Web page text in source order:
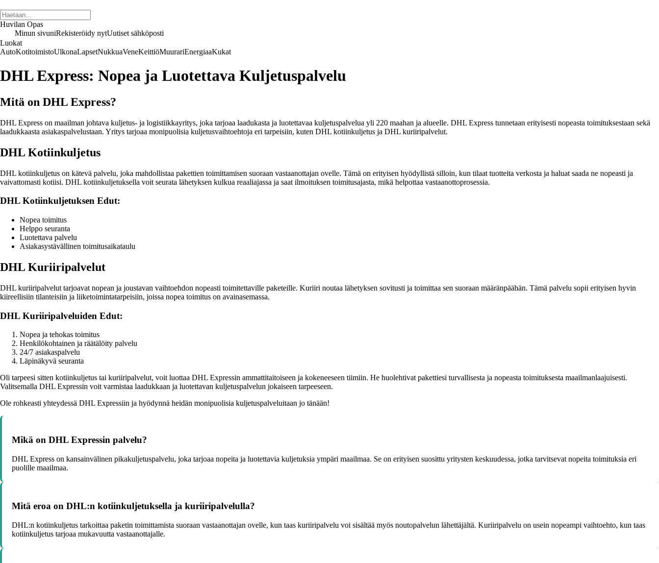
Huvilan Opas
Minun sivuniRekisteröidy nytUutiset sähköposti
Luokat
AutoKotitoimistoUlkonaLapsetNukkuaVeneKeittiöMuurariEnergiaaKukat
DHL Express: Nopea ja Luotettava Kuljetuspalvelu
Mitä on DHL Express?
DHL Express on maailman johtava kuljetus- ja logistiikkayritys, joka tarjoaa laadukasta ja luotettavaa kuljetuspalvelua yli 220 maahan ja alueelle. DHL Express tunnetaan erityisesti nopeasta toimituksestaan sekä
laadukkaasta asiakaspalvelustaan. Yritys tarjoaa monipuolisia kuljetusvaihtoehtoja eri tarpeisiin, kuten DHL kotiinkuljetus ja DHL kuriiripalvelut.
DHL Kotiinkuljetus
DHL kotiinkuljetus on kätevä palvelu, joka mahdollistaa pakettien toimittamisen suoraan vastaanottajan ovelle. Tämä on erityisen hyödyllistä silloin, kun tilaat tuotteita verkosta ja haluat saada ne nopeasti ja
vaivattomasti kotiisi. DHL kotiinkuljetuksella voit seurata lähetyksen kulkua reaaliajassa ja saat ilmoituksen toimitusajasta, mikä helpottaa vastaanottoprosessia.
DHL Kotiinkuljetuksen Edut:
Nopea toimitus
Helppo seuranta
Luotettava palvelu
Asiakasystävällinen toimitusaikataulu
DHL Kuriiripalvelut
DHL kuriiripalvelut tarjoavat nopean ja joustavan vaihtoehdon nopeasti toimitettaville paketeille. Kuriiri noutaa lähetyksen sovitusti ja toimittaa sen suoraan määränpäähän. Tämä palvelu sopii erityisen hyvin
kiireellisiin tilanteisiin ja liiketoimintatarpeisiin, joissa nopea toimitus on avainasemassa.
DHL Kuriiripalveluiden Edut:
Nopea ja tehokas toimitus
Henkilökohtainen ja räätälöity palvelu
24/7 asiakaspalvelu
Läpinäkyvä seuranta
Oli tarpeesi sitten kotiinkuljetus tai kuriiripalvelut, voit luottaa DHL Expressin ammattitaitoiseen ja kokeneeseen tiimiin. He huolehtivat pakettiesi turvallisesta ja nopeasta toimituksesta maailmanlaajuisesti.
Valitsemalla DHL Expressin voit varmistaa laadukkaan ja luotettavan kuljetuspalvelun jokaiseen tarpeeseen.
Ole rohkeasti yhteydessä DHL Expressiin ja hyödynnä heidän monipuolisia kuljetuspalveluitaan jo tänään!
Mikä on DHL Expressin palvelu?
DHL Express on kansainvälinen pikakuljetuspalvelu, joka tarjoaa nopeita ja luotettavia kuljetuksia ympäri maailmaa. Se on erityisen suosittu yritysten keskuudessa, jotka tarvitsevat nopeita toimituksia eri
puolille maailmaa.
Mitä eroa on DHL:n kotiinkuljetuksella ja kuriiripalvelulla?
DHL:n kotiinkuljetus tarkoittaa paketin toimittamista suoraan vastaanottajan ovelle, kun taas kuriiripalvelu voi sisältää myös noutopalvelun lähettäjältä. Kuriiripalvelu on usein nopeampi vaihtoehto, kun taas
kotiinkuljetus tarjoaa mukavuutta vastaanottajalle.